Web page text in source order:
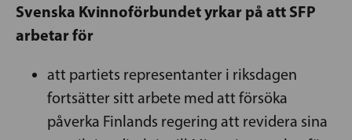
Svenska Kvinnoförbundet yrkar på att SFP
arbetar för
att partiets representanter i riksdagen
fortsätter sitt arbete med att försöka
påverka Finlands regering att revidera sina